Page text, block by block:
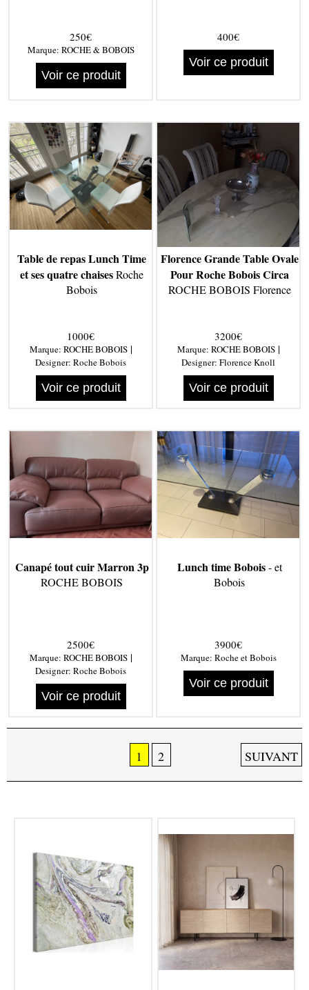
250€
Marque: ROCHE & BOBOIS
Voir ce produit
400€
Voir ce produit
Table de repas Lunch Time
et ses quatre chaisesRoche
Bobois
1000€
Marque: ROCHE BOBOIS|
Designer: Roche Bobois
Voir ce produit
Florence Grande Table Ovale
Pour Roche Bobois Circa
ROCHE BOBOIS Florence
3200€
Marque: ROCHE BOBOIS|
Designer: Florence Knoll
Voir ce produit
Canapé tout cuir Marron 3p
ROCHE BOBOIS
2500€
Marque: ROCHE BOBOIS|
Designer: Roche Bobois
Voir ce produit
Lunch time Bobois- et
Bobois
3900€
Marque: Roche et Bobois
Voir ce produit
1 2 SUIVANT